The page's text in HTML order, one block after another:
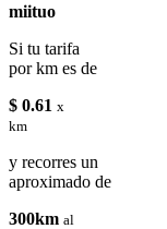
miituo
Si tu tarifa
por km es de
$ 0.61 x
km
y recorres un
aproximado de
300km al